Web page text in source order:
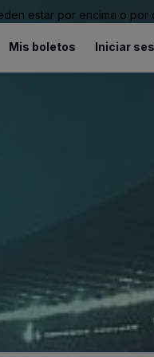
estar por encima o por
Mis boletos Iniciar